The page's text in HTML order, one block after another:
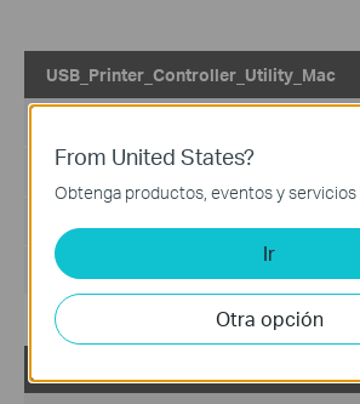
USB_Printer_Controller_Utility_Mac
Idioma:Inglés
Sistema de Operación : Mac OS 10.9-
From United States?
Obtenga productos, eventos y servicios
Ir
Otra opción